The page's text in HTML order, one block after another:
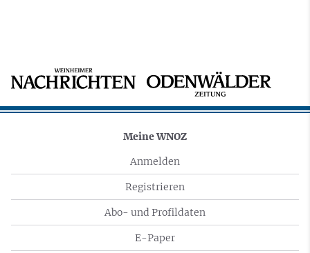
Meine WNOZ
Anmelden
Registrieren
Abo- und Profildaten
E-Paper